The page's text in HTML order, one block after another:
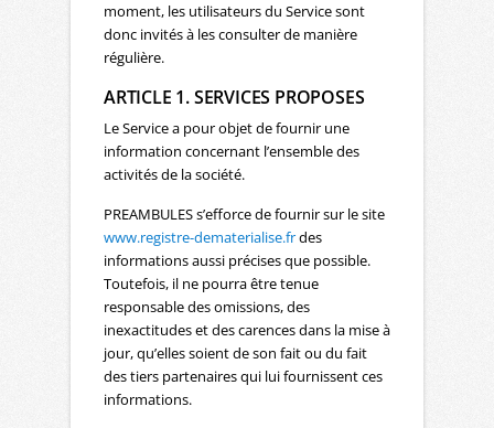
moment, les utilisateurs du Service sont
donc invités à les consulter de manière
régulière.
ARTICLE 1. SERVICES PROPOSES
Le Service a pour objet de fournir une
information concernant l’ensemble des
activités de la société.
PREAMBULES s’efforce de fournir sur le site
www.registre-dematerialise.frdes
informations aussi précises que possible.
Toutefois, il ne pourra être tenue
responsable des omissions, des
inexactitudes et des carences dans la mise à
jour, qu’elles soient de son fait ou du fait
des tiers partenaires qui lui fournissent ces
informations.